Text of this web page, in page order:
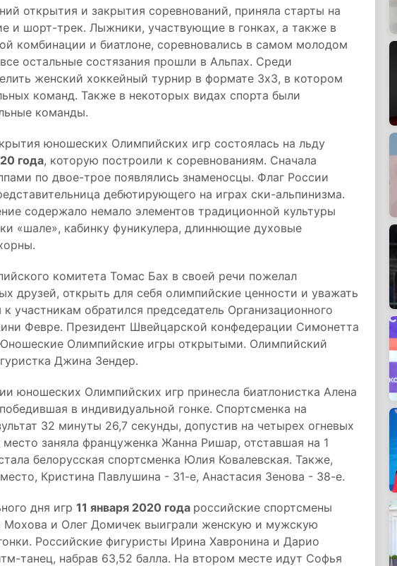
открытия и закрытия соревнований, приняла старты на
и шорт-трек. Лыжники, участвующие в гонках, а также в
комбинации и биатлоне, соревновались в самом молодом
остальные состязания прошли в Альпах. Среди
женский хоккейный турнир в формате 3х3, в котором
команд. Также в некоторых видах спорта были
команды.
юношеских Олимпийских игр состоялась на льду
года, которую построили к соревнованиям. Сначала
по двое-трое появлялись знаменосцы. Флаг России
дебютирующего на играх ски-альпинизма.
содержало немало элементов традиционной культуры
«шале», кабинку фуникулера, длиннющие духовые
комитета Томас Бах в своей речи пожелал
друзей, открыть для себя олимпийские ценности и уважать
участникам обратился председатель Организационного
Февре. Президент Швейцарской конфедерации Симонетта
Олимпийские игры открытыми. Олимпийский
Джина Зендер.
юношеских Олимпийских игр принесла биатлонистка Алена
в индивидуальной гонке. Спортсменка на
32 минуты 26,7 секунды, допустив на четырех огневых
заняла француженка Жанна Ришар, отставшая на 1
белорусская спортсменка Юлия Ковалевская. Также,
Кристина Павлушина - 31-е, Анастасия Зенова - 38-е.
дня игр 11 января 2020 года российские спортсмены
Мохова и Олег Домичек выиграли женскую и мужскую
Российские фигуристы Ирина Хавронина и Дарио
танец, набрав 63,52 балла. На втором месте идут Софья